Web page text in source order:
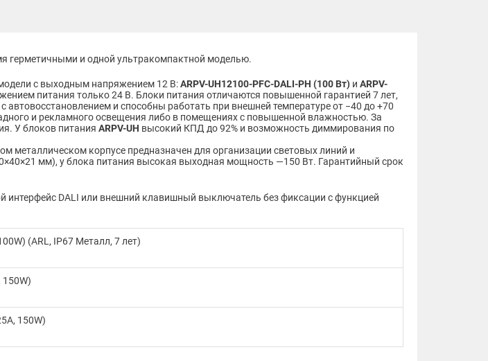
герметичными и одной ультракомпактной моделью.
с выходным напряжением 12 В:ARPV-UH12100-PFC-DALI-PH (100 Вт) и ARPV-
питания только 24 В. Блоки питания отличаются повышенной гарантией 7 лет,
и способны работать при внешней температуре от −40 до +70
и рекламного освещения либо в помещениях с повышенной влажностью. За
У блоков питания ARPV-UH высокий КПД до 92% и возможность диммирования по
металлическом корпусе предназначен для организации световых линий и
мм), у блока питания высокая выходная мощность —150 Вт. Гарантийный срок
DALI или внешний клавишный выключатель без фиксации с функцией
(ARL, IP67 Металл, 7 лет)
150W)
150W)